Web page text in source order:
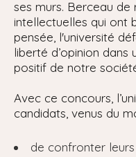
ses murs. Berceau
intellectuelles qui ont
pensée, l'université
liberté d’opinion
positif de notre
Avec ce concours,
candidats, venus du
de confronter leurs